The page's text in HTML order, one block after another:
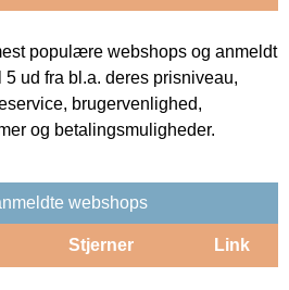
populære webshops og anmeldt
ud fra bl.a. deres prisniveau,
brugervenlighed,
og betalingsmuligheder.
webshops
Stjerner Link